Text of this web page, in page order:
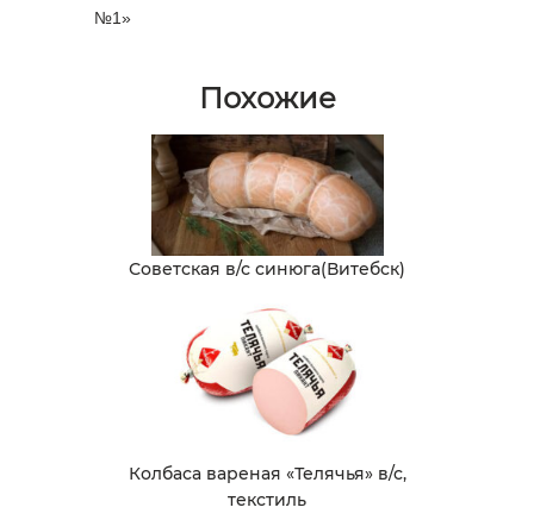
№1»
Похожие
Советская в/с синюга(Витебск)
Колбаса вареная «Телячья» в/с,
текстиль